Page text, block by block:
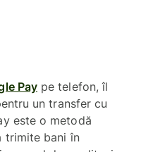
Pay pe telefon, îl
un transfer cu
este o metodă
trimite bani în